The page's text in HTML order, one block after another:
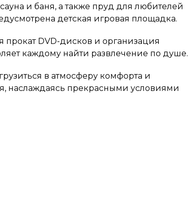
и баня, а также пруд для любителей
детская игровая площадка.
прокат DVD-дисков и организация
каждому найти развлечение по душе.
в атмосферу комфорта и
наслаждаясь прекрасными условиями